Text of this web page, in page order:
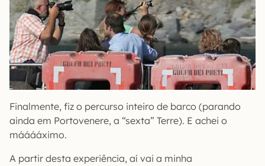
Finalmente, fiz o percurso inteiro de barco (parando
ainda em Portovenere, a “sexta” Terre). E achei o
mááááximo.
A partir desta experiência, aí vai a minha